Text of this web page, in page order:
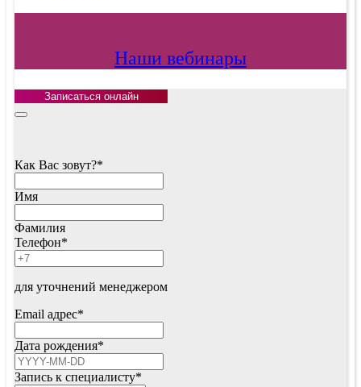
Наши вебинары
Записаться онлайн
Как Вас зовут?*
Имя
Фамилия
Телефон*
для уточнений менеджером
Email адрес*
Дата рождения*
Запись к специалисту*